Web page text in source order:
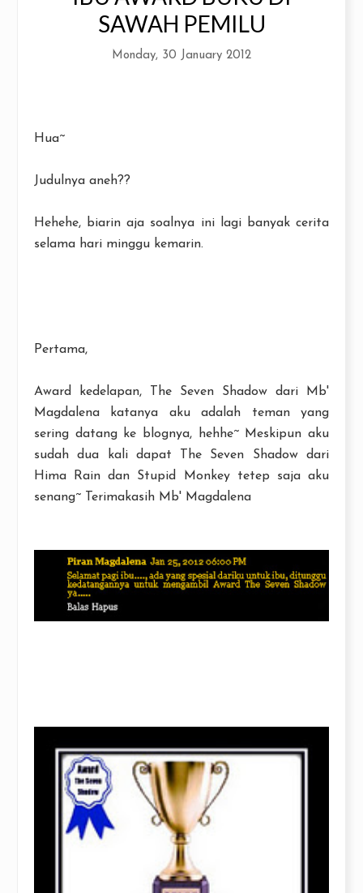
SAWAH PEMILU
Monday, 30 January 2012
Hua~
Judulnya aneh??
Hehehe, biarin aja soalnya ini lagi banyak cerita
selama hari minggu kemarin.
Pertama,
Award kedelapan, The Seven Shadow dari Mb'
Magdalena katanya aku adalah teman yang
sering datang ke blognya, hehhe~ Meskipun aku
sudah dua kali dapat The Seven Shadow dari
Hima Rain dan Stupid Monkey tetep saja aku
senang~ Terimakasih Mb' Magdalena